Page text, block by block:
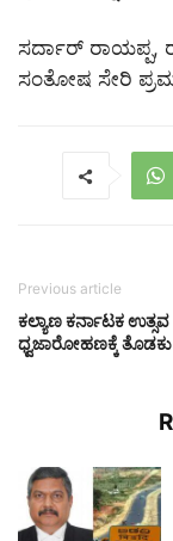
ಸರ್ದಾರ್ ರಾಯಪ್ಪ,
ಸಂತೋಷ ಸೇರಿ
Previous article
ಕಲ್ಯಾಣ ಕರ್ನಾಟಕ ಉತ್ಸವ
ಧ್ವಜಾರೋಹಣಕ್ಕೆ